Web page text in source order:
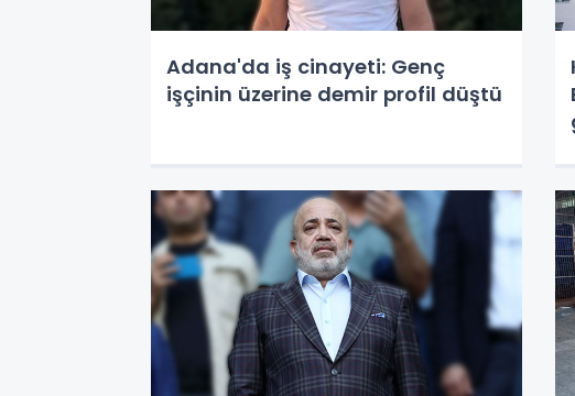
Adana'da iş cinayeti: Genç
işçinin üzerine demir profil düştü